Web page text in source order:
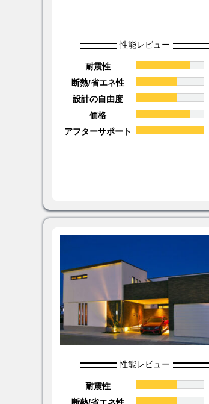
性能レビュー
耐震性
断熱/省エネ性
設計の自由度
価格
アフターサポート
性能レビュー
耐震性